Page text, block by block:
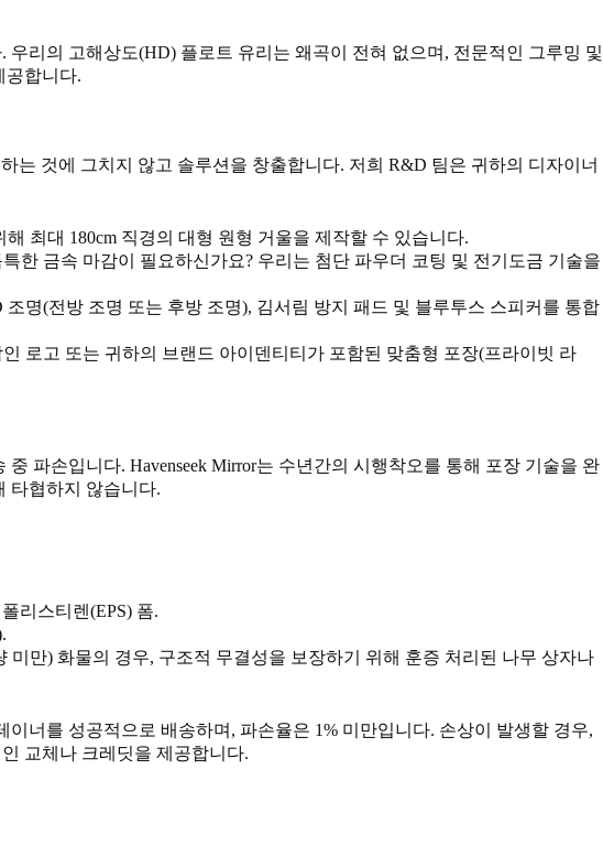
리의 고해상도(HD) 플로트 유리는 왜곡이 전혀 없으며, 전문적인 그루밍 및
공합니다.
는 것에 그치지 않고 솔루션을 창출합니다. 저희 R&D 팀은 귀하의 디자이너
해 최대 180cm 직경의 대형 원형 거울을 제작할 수 있습니다.
한 금속 마감이 필요하신가요? 우리는 첨단 파우더 코팅 및 전기도금 기술을
조명(전방 조명 또는 후방 조명), 김서림 방지 패드 및 블루투스 스피커를 통합
로고 또는 귀하의 브랜드 아이덴티티가 포함된 맞춤형 포장(프라이빗 라
파손입니다. Havenseek Mirror는 수년간의 시행착오를 통해 포장 기술을 완
타협하지 않습니다.
리스티렌(EPS) 폼.
미만) 화물의 경우, 구조적 무결성을 보장하기 위해 훈증 처리된 나무 상자나
너를 성공적으로 배송하며, 파손율은 1% 미만입니다. 손상이 발생할 경우,
교체나 크레딧을 제공합니다.